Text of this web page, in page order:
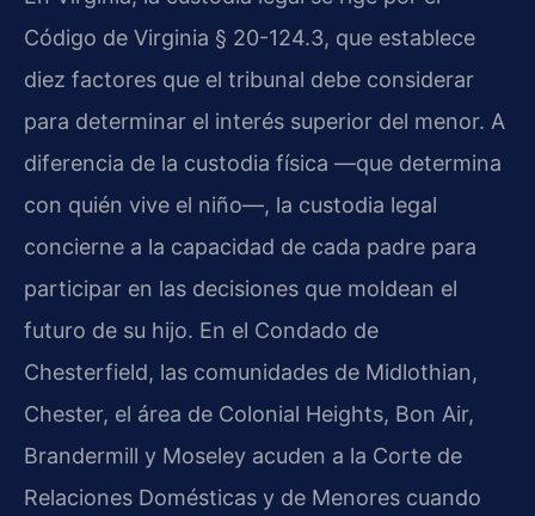
Código de Virginia § 20-124.3, que establece
diez factores que el tribunal debe considerar
para determinar el interés superior del menor. A
diferencia de la custodia física —que determina
con quién vive el niño—, la custodia legal
concierne a la capacidad de cada padre para
participar en las decisiones que moldean el
futuro de su hijo. En el Condado de
Chesterfield, las comunidades de Midlothian,
Chester, el área de Colonial Heights, Bon Air,
Brandermill y Moseley acuden a la Corte de
Relaciones Domésticas y de Menores cuando